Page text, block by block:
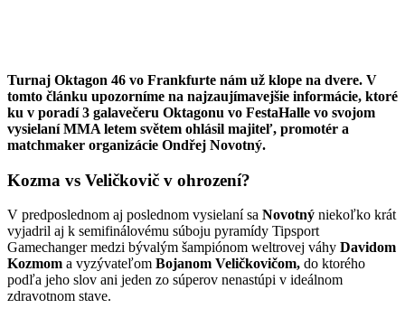
Turnaj Oktagon 46 vo Frankfurte nám už klope na dvere. V
tomto článku upozorníme na najzaujímavejšie informácie, ktoré
ku v poradí 3 galavečeru Oktagonu vo FestaHalle vo svojom
vysielaní MMA letem světem ohlásil majiteľ, promotér a
matchmaker organizácie Ondřej Novotný.
Kozma vs Veličkovič v ohrození?
V predposlednom aj poslednom vysielaní sa Novotný niekoľko krát
vyjadril aj k semifinálovému súboju pyramídy Tipsport
Gamechanger medzi bývalým šampiónom weltrovej váhy Davidom
Kozmom a vyzývateľom Bojanom Veličkovičom, do ktorého
podľa jeho slov ani jeden zo súperov nenastúpi v ideálnom
zdravotnom stave.